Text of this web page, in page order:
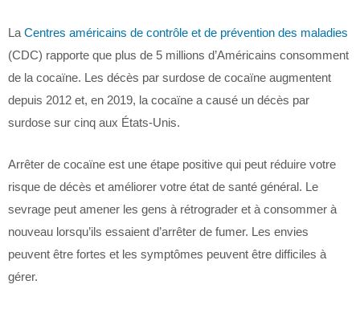
La Centres américains de contrôle et de prévention des maladies
(CDC) rapporte que plus de 5 millions d’Américains consomment
de la cocaïne. Les décès par surdose de cocaïne augmentent
depuis 2012 et, en 2019, la cocaïne a causé un décès par
surdose sur cinq aux États-Unis.
Arrêter de cocaïne est une étape positive qui peut réduire votre
risque de décès et améliorer votre état de santé général. Le
sevrage peut amener les gens à rétrograder et à consommer à
nouveau lorsqu’ils essaient d’arrêter de fumer. Les envies
peuvent être fortes et les symptômes peuvent être difficiles à
gérer.